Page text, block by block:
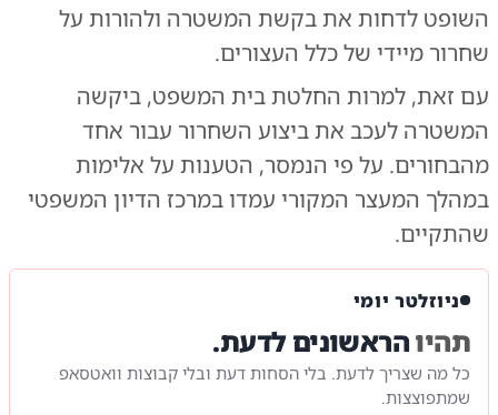
השופט לדחות את בקשת המשטרה ולהורות על
שחרור מיידי של כלל העצורים.
עם זאת, למרות החלטת בית המשפט, ביקשה
המשטרה לעכב את ביצוע השחרור עבור אחד
מהבחורים. על פי הנמסר, הטענות על אלימות
במהלך המעצר המקורי עמדו במרכז הדיון המשפטי
שהתקיים.
ניוזלטר יומי
תהיוהראשונים לדעת.
כל מה שצריך לדעת. בלי הסחות דעת ובלי קבוצות וואטסאפ
שמתפוצצות.